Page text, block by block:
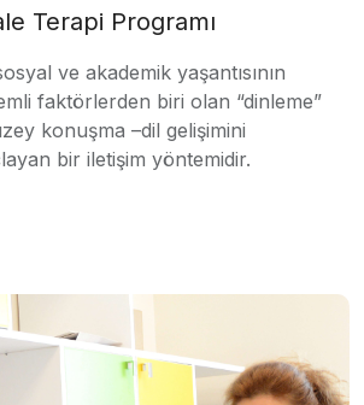
Terapi Programı
ve akademik yaşantısının
faktörlerden biri olan “dinleme”
konuşma –dil gelişimini
bir iletişim yöntemidir.